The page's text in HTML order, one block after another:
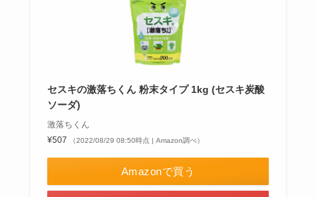
セスキの激落ちくん 粉末タイプ 1kg (セスキ炭酸
ソーダ)
激落ちくん
¥507
（2022/08/29 08:50時点 | Amazon調べ）
Amazonで買う